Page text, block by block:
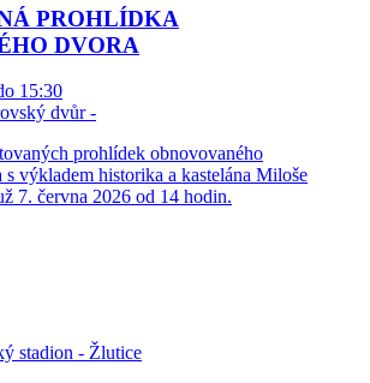
PROHLÍDKA
DVORA
15:30
dvůr -
prohlídek obnovovaného
výkladem historika a kastelána Miloše
7. června 2026 od 14 hodin.
stadion - Žlutice